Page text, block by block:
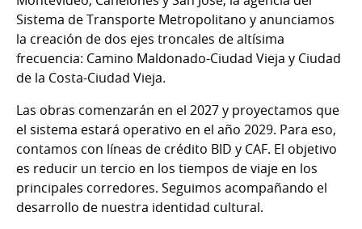
Sistema de Transporte Metropolitano y anunciamos
la creación de dos ejes troncales de altísima
frecuencia: Camino Maldonado-Ciudad Vieja y Ciudad
de la Costa-Ciudad Vieja.
Las obras comenzarán en el 2027 y proyectamos que
el sistema estará operativo en el año 2029. Para eso,
contamos con líneas de crédito BID y CAF. El objetivo
es reducir un tercio en los tiempos de viaje en los
principales corredores. Seguimos acompañando el
desarrollo de nuestra identidad cultural.